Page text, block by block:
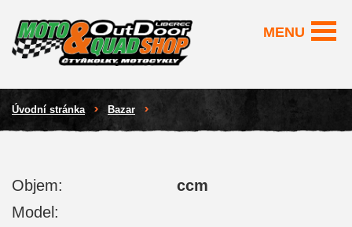
MENU
Úvodní stránka Bazar
Objem:
ccm
Model: